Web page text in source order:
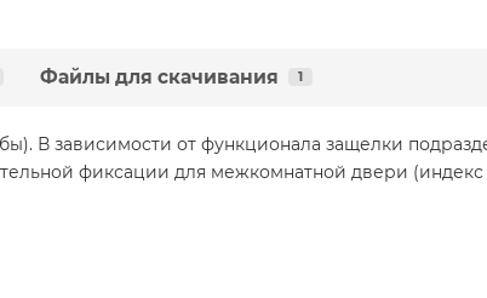
Файлы для скачивания 1
В зависимости от функционала защелки
фиксации для межкомнатной двери (индекс